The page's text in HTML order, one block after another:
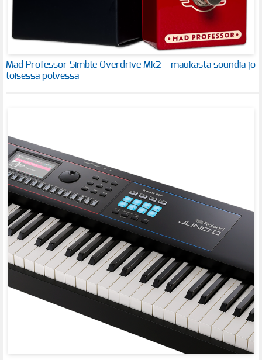
Mad Professor Simble Overdrive Mk2 – maukasta soundia jo
toisessa polvessa